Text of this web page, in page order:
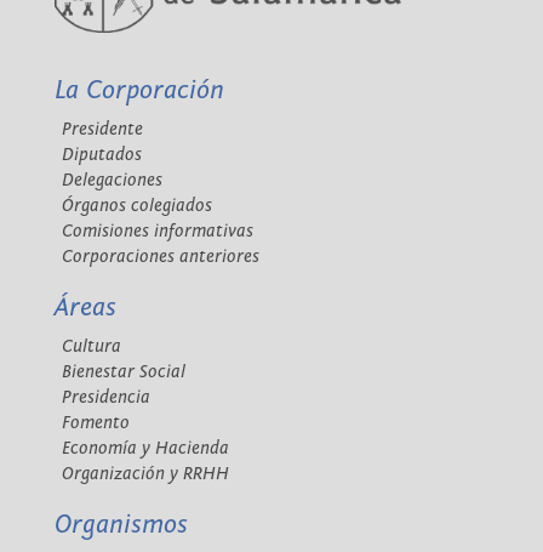
La Corporación
Presidente
Diputados
Delegaciones
Órganos colegiados
Comisiones informativas
Corporaciones anteriores
Áreas
Cultura
Bienestar Social
Presidencia
Fomento
Economía y Hacienda
Organización y RRHH
Organismos